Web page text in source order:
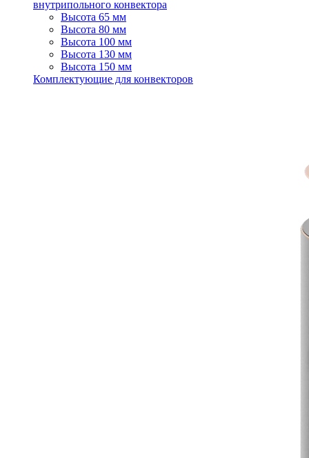
внутрипольного конвектора
Высота 65 мм
Высота 80 мм
Высота 100 мм
Высота 130 мм
Высота 150 мм
Комплектующие для конвекторов